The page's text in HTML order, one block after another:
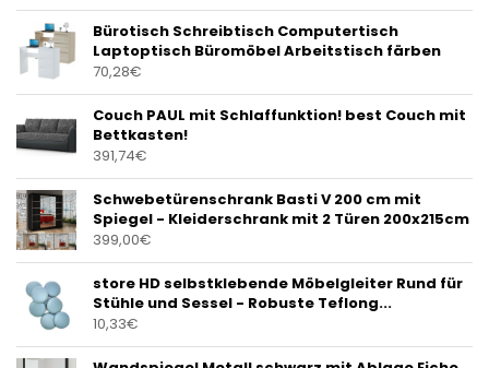
Bürotisch Schreibtisch Computertisch
Laptoptisch Büromöbel Arbeitstisch färben
70,28€
Couch PAUL mit Schlaffunktion! best Couch mit
Bettkasten!
391,74€
Schwebetürenschrank Basti V 200 cm mit
Spiegel - Kleiderschrank mit 2 Türen 200x215cm
399,00€
store HD selbstklebende Möbelgleiter Rund für
Stühle und Sessel - Robuste Teflong...
10,33€